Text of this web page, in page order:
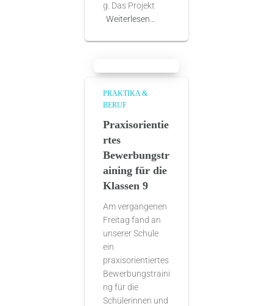
g. Das Projekt
Weiterlesen…
PRAKTIKA &
BERUF
Praxisorientie
rtes
Bewerbungstr
aining für die
Klassen 9
Am vergangenen
Freitag fand an
unserer Schule
ein
praxisorientiertes
Bewerbungstraini
ng für die
Schülerinnen und